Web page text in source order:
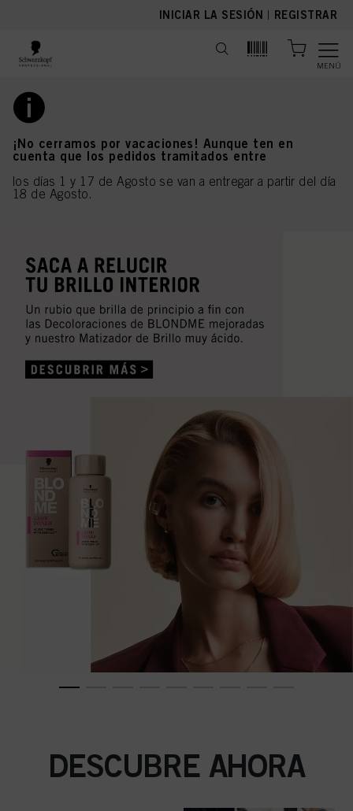
INICIAR LA SESIÓN | REGISTRAR
MENÚ
¡No cerramos por vacaciones! Aunque ten en
cuenta que los pedidos tramitados entre
los días 1 y 17 de Agosto se van a entregar a partir del día
18 de Agosto.
DESCUBRE AHORA